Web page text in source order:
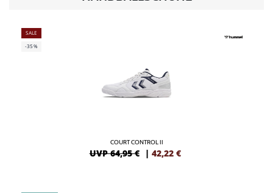
SALE
-35%
COURT CONTROL II
UVP 64,95 € | 42,22 €